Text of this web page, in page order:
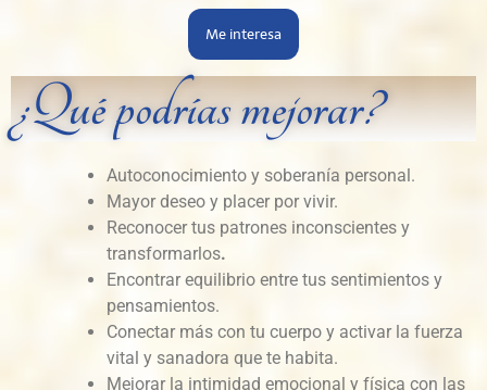
Me interesa
¿Qué podrías mejorar?
Autoconocimiento y soberanía personal.
Mayor deseo y placer por vivir.
Reconocer tus patrones inconscientes y
transformarlos.
Encontrar equilibrio entre tus sentimientos y
pensamientos.
Conectar más con tu cuerpo y activar la fuerza
vital y sanadora que te habita.
Mejorar la intimidad emocional y física con las